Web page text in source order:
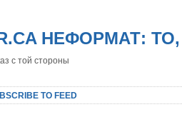
НЕФОРМАТ:
с той стороны
TO FEED